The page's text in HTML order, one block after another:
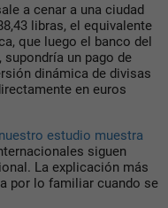
a cenar a una ciudad
libras, el equivalente
que luego el banco del
un pago de
dinámica de divisas
en euros
nuestro estudio muestra
siguen
La explicación más
por lo familiar cuando se